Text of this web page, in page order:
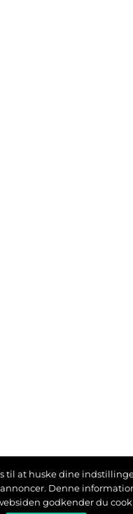
til at huske dine
Denne
godkender du